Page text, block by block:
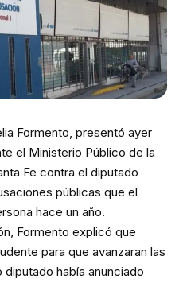
Formento, presentó ayer
el Ministerio Público de la
Fe contra el diputado
públicas que el
hace un año.
Formento explicó que
para que avanzaran las
había anunciado